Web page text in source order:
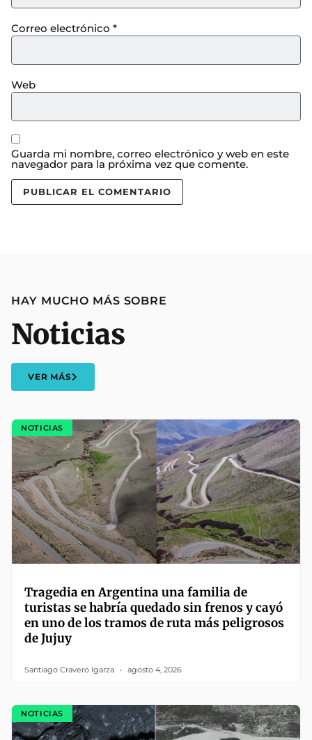
Correo electrónico *
Web
Guarda mi nombre, correo electrónico y web en este
navegador para la próxima vez que comente.
HAY MUCHO MÁS SOBRE
Noticias
VER MÁS
NOTICIAS
Tragedia en Argentina una familia de
turistas se habría quedado sin frenos y cayó
en uno de los tramos de ruta más peligrosos
de Jujuy
Santiago Cravero Igarza agosto 4, 2026
NOTICIAS